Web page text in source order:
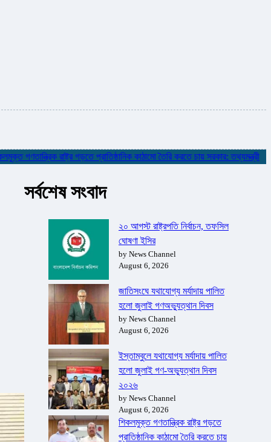
রাষ্ট্র গড়তে প্রাতিষ্ঠানিক কাঠামো তৈরি করতে চায় সরকার: তথ্যমন্ত্রী ✮
সর্বশেষ সংবাদ
২০ আগস্ট রাষ্ট্রপতি নির্বাচন, তফসিল
ঘোষণা ইসির
by News Channel
August 6, 2026
জাতিসংঘে যথাযোগ্য মর্যাদায় পালিত
হলো জুলাই গণঅভ্যুত্থান দিবস
by News Channel
August 6, 2026
ইস্তাম্বুলে যথাযোগ্য মর্যাদায় পালিত
হলো জুলাই গণ-অভ্যুত্থান দিবস
২০২৬
by News Channel
August 6, 2026
শিকলমুক্ত গণতান্ত্রিক রাষ্ট্র গড়তে
প্রাতিষ্ঠানিক কাঠামো তৈরি করতে চায়